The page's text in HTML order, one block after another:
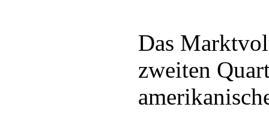
Das
zweiten